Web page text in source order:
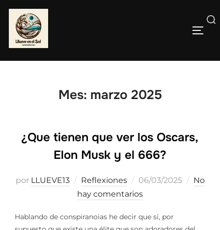
contenido
Buscar:
Mes: marzo 2025
¿Que tienen que ver los Oscars,
Elon Musk y el 666?
por LLUEVE13 Reflexiones
Publicado
el
06/03/2025
No
hay comentarios
Hablando de conspiranoias he decir que sí, por